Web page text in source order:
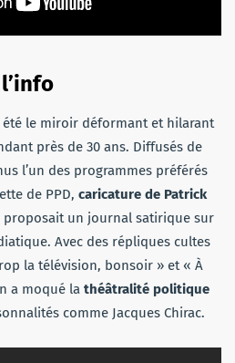
le miroir déformant et hilarant
près de 30 ans. Diffusés de
l’un des programmes préférés
de PPD, caricature de Patrick
proposait un journal satirique sur
Avec des répliques cultes
la télévision, bonsoir » et « À
a moqué la théâtralité politique
comme Jacques Chirac.